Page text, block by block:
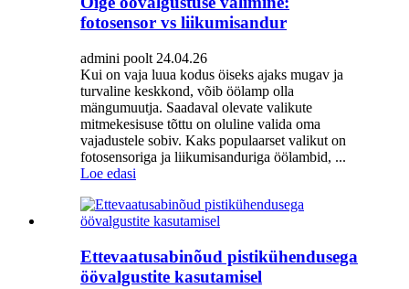
fotosensor vs liikumisandur
admini poolt 24.04.26
Kui on vaja luua kodus öiseks ajaks mugav ja
turvaline keskkond, võib öölamp olla
mängumuutja. Saadaval olevate valikute
mitmekesisuse tõttu on oluline valida oma
vajadustele sobiv. Kaks populaarset valikut on
fotosensoriga ja liikumisanduriga öölambid, ...
Loe edasi
Ettevaatusabinõud pistikühendusega
öövalgustite kasutamisel